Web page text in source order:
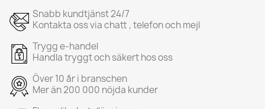
Snabb kundtjänst 24/7
Kontakta oss via chatt , telefon och mejl
Trygg e-handel
Handla tryggt och säkert hos oss
Över 10 år i branschen
Mer än 200 000 nöjda kunder